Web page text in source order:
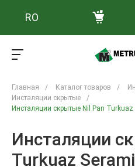
RO
Главная / Каталог товаров /
Инсталяции скрытые
/
Инсталяции скрытые Nil Pan
Инсталяции
Turkuaz